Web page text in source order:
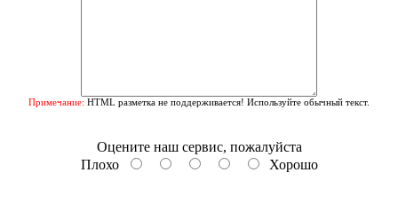
Примечание: HTML разметка не поддерживается! Используйте обычный текст.
Оцените наш сервис, пожалуйста
Плохо
Хорошо